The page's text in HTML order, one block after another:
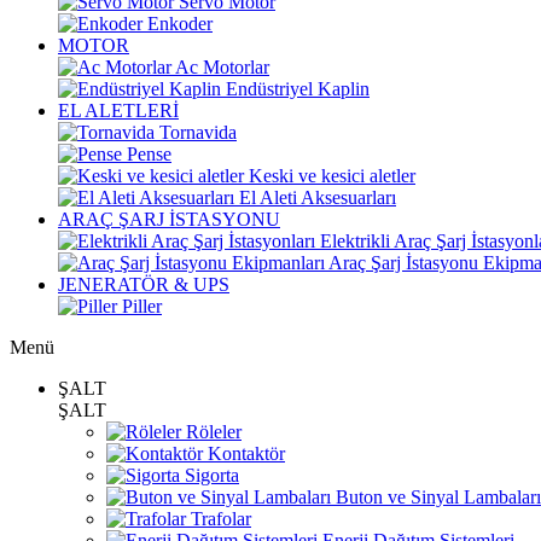
Enkoder
MOTOR
Ac Motorlar
Endüstriyel Kaplin
EL ALETLERİ
Tornavida
Pense
Keski ve kesici aletler
El Aleti Aksesuarları
ARAÇ ŞARJ İSTASYONU
Elektrikli Araç Şarj
Araç Şarj İstasyonu
JENERATÖR & UPS
Piller
Menü
ŞALT
ŞALT
Röleler
Kontaktör
Sigorta
Buton ve Sinyal Lambaları
Trafolar